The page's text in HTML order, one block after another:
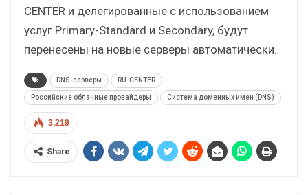
CENTER и делегированные с использованием
услуг Primary-Standard и Secondary, будут
перенесены на новые серверы автоматически.
DNS-серверы RU-CENTER
Российские облачные провайдеры Система доменных имен (DNS)
3,219
Share